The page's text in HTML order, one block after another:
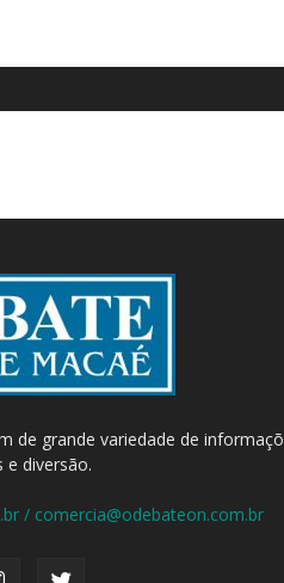
de grande variedade de
e diversão.
/ comercia@odebateon.com.br